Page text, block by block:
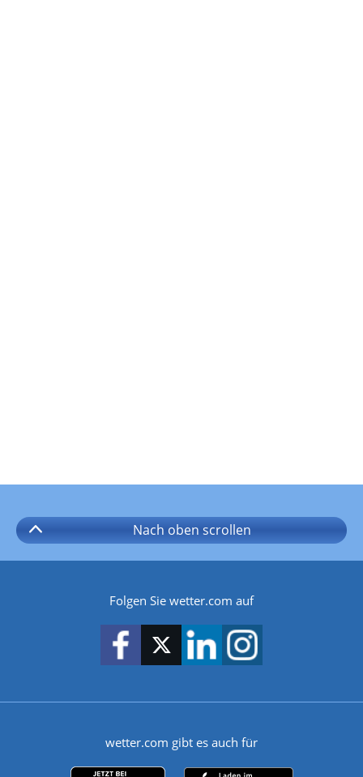
Nach oben scrollen
Folgen Sie wetter.com auf
wetter.com gibt es auch für